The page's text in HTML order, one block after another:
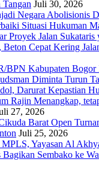
Juli 30, 2026
Negara Abolisionis
Situasi Hukuman
Proyek Jalan Sukataris
Beton Cepat Kering
BPN Kabupaten
Diminta Turun
Darurat Kepastian
Rajin Menangkap,
27, 2026
Barat Open
Juli 25, 2026
Yayasan Al
Bagikan Sembako ke